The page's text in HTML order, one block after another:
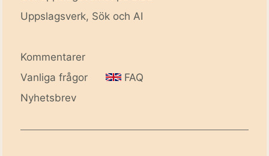
Uppslagsverk, Sök och AI
Kommentarer
Vanliga frågor
FAQ
Nyhetsbrev